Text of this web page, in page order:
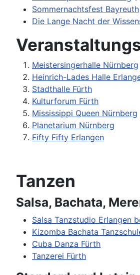
Sommernachtsfest Bayreuth
Die Lange Nacht der
Meistersingerhalle Nürnberg
Heinrich-Lades Halle
Stadthalle Fürth
Kulturforum Fürth
Mississippi Queen Nürnberg
Planetarium Nürnberg
Fifty Fifty Erlangen
Tanzen
Salsa, Bachata,
Salsa Tanzstudio Erlangen
Kizomba Bachata
Cuba Danza Fürth
Tanzerei Fürth